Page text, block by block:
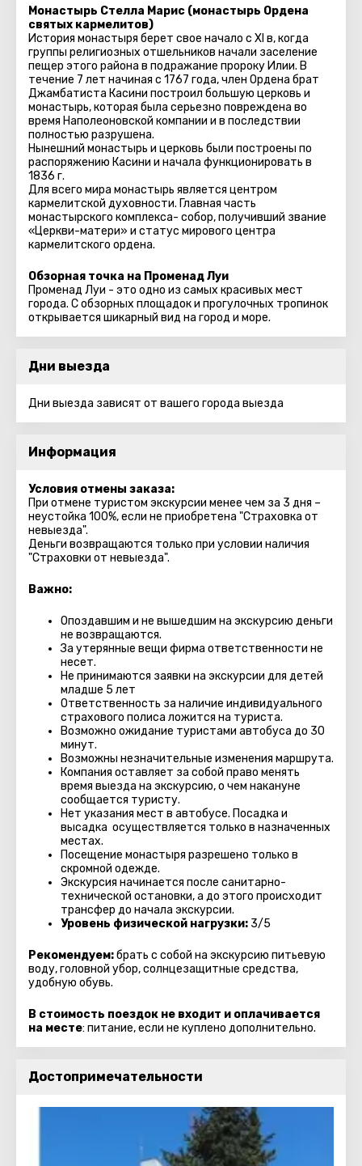
Монастырь Стелла Марис (монастырь Ордена
святых кармелитов)
История монастыря берет свое начало с XI в, когда
группы религиозных отшельников начали заселение
пещер этого района в подражание пророку Илии. В
течение 7 лет начиная с 1767 года, член Ордена брат
Джамбатиста Касини построил большую церковь и
монастырь, которая была серьезно повреждена во
время Наполеоновской компании и в последствии
полностью разрушена.
Нынешний монастырь и церковь были построены по
распоряжению Касини и начала функционировать в
1836 г.
Для всего мира монастырь является центром
кармелитской духовности. Главная часть
монастырского комплекса- собор, получивший звание
«Церкви-матери» и статус мирового центра
кармелитского ордена.
Обзорная точка на Променад Луи
Променад Луи - это одно из самых красивых мест
города. С обзорных площадок и прогулочных тропинок
открывается шикарный вид на город и море.
Дни выезда
Дни выезда зависят от вашего города выезда
Информация
Условия отмены заказа:
При отмене туристом экскурсии менее чем за 3 дня –
неустойка 100%, если не приобретена "Страховка от
невыезда".
Деньги возвращаются только при условии наличия
"Страховки от невыезда".
Важно:
Опоздавшим и не вышедшим на экскурсию деньги
не возвращаются.
За утерянные вещи фирма ответственности не
несет.
Не принимаются заявки на экскурсии для детей
младше 5 лет
Ответственность за наличие индивидуального
страхового полиса ложится на туриста.
Возможно ожидание туристами автобуса до 30
минут.
Возможны незначительные изменения маршрута.
Компания оставляет за собой право менять
время выезда на экскурсию, о чем накануне
сообщается туристу.
Нет указания мест в автобуcе. Посадка и
высадка осуществляется только в назначенных
местах.
Посещение монастыря разрешено только в
скромной одежде.
Экскурсия начинается после санитарно-
технической остановки, а до этого происходит
трансфер до начала экскурсии.
Уровень физической нагрузки: 3/5
Рекомендуем:брать с собой на экскурсию питьевую
воду, головной убор, солнцезащитные средства,
удобную обувь.
В стоимость поездок не входит и оплачивается
на месте: питание, если не куплено дополнительно.
Достопримечательности